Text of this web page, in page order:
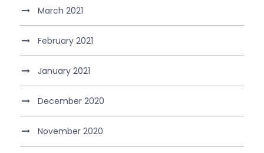
March 2021
February 2021
January 2021
December 2020
November 2020